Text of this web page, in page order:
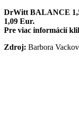
DrWitt BALANCE
1,09 Eur.
Pre viac informácií
Zdroj: Barbora